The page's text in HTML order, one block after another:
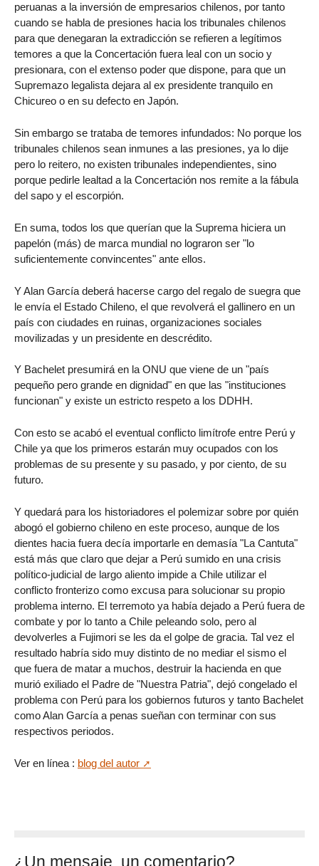
peruanas a la inversión de empresarios chilenos, por tanto
cuando se habla de presiones hacia los tribunales chilenos
para que denegaran la extradicción se refieren a legítimos
temores a que la Concertación fuera leal con un socio y
presionara, con el extenso poder que dispone, para que un
Supremazo legalista dejara al ex presidente tranquilo en
Chicureo o en su defecto en Japón.
Sin embargo se trataba de temores infundados: No porque los
tribunales chilenos sean inmunes a las presiones, ya lo dije
pero lo reitero, no existen tribunales independientes, sino
porque pedirle lealtad a la Concertación nos remite a la fábula
del sapo y el escorpión.
En suma, todos los que querían que la Suprema hiciera un
papelón (más) de marca mundial no lograron ser "lo
suficientemente convincentes" ante ellos.
Y Alan García deberá hacerse cargo del regalo de suegra que
le envía el Estado Chileno, el que revolverá el gallinero en un
país con ciudades en ruinas, organizaciones sociales
movilizadas y un presidente en descrédito.
Y Bachelet presumirá en la ONU que viene de un "país
pequeño pero grande en dignidad" en que las "instituciones
funcionan" y existe un estricto respeto a los DDHH.
Con esto se acabó el eventual conflicto limítrofe entre Perú y
Chile ya que los primeros estarán muy ocupados con los
problemas de su presente y su pasado, y por ciento, de su
futuro.
Y quedará para los historiadores el polemizar sobre por quién
abogó el gobierno chileno en este proceso, aunque de los
dientes hacia fuera decía importarle en demasía "La Cantuta"
está más que claro que dejar a Perú sumido en una crisis
político-judicial de largo aliento impide a Chile utilizar el
conflicto fronterizo como excusa para solucionar su propio
problema interno. El terremoto ya había dejado a Perú fuera de
combate y por lo tanto a Chile peleando solo, pero al
devolverles a Fujimori se les da el golpe de gracia. Tal vez el
resultado habría sido muy distinto de no mediar el sismo el
que fuera de matar a muchos, destruir la hacienda en que
murió exiliado el Padre de "Nuestra Patria", dejó congelado el
problema con Perú para los gobiernos futuros y tanto Bachelet
como Alan García a penas sueñan con terminar con sus
respectivos periodos.
Ver en línea : blog del autor
¿Un mensaje, un comentario?